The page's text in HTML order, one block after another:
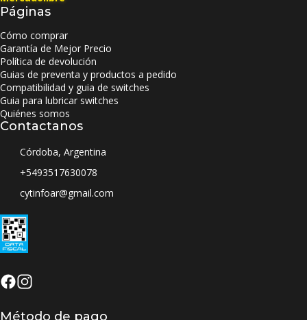
Páginas
Cómo comprar
Garantía de Mejor Precio
Política de devolución
Guias de preventa y productos a pedido
Compatibilidad y guia de switches
Guia para lubricar switches
Quiénes somos
Contactanos
Córdoba, Argentina
+5493517630078
cytinfoar@gmail.com
Método de pago